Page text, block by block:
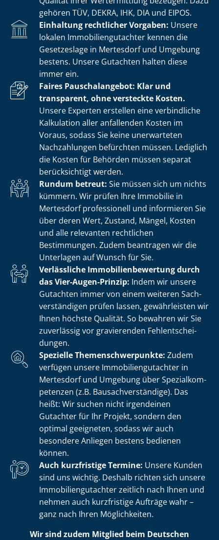
gehören TÜV, DEKRA, IHK, DIA und EIPOS.
Einhaltung rechtlicher Vorgaben: Unsere
lokalen Im­mo­bi­li­en­gut­ach­ter kennen die
Gesetzeslage in Mertesdorf und Umgebung
bestens. Unsere Gutachten halten diese
immer ein.
Faires Pauschalangebot: Klar und
transparent, ohne versteckte Kosten.
Unsere Experten erstellen eine verbindliche
Kalkulation aller anfallenden Kosten im
Voraus, sodass Sie keine unerwarteten
Nachzahlungen befürchten müssen. Lediglich
die Kosten für Behörden müssen separat
berücksichtigt werden.
Rundum betreut: Sie müssen sich um nichts
kümmern. Wir prüfen Ihre Immobilie in
Mertesdorf professionell und informieren Sie
über deren Wert, Zustand, Mängel, Kosten
und alle relevanten rechtlichen
Bestimmungen. Zudem beantragen wir die
Unterlagen auf Wunsch für Sie.
Verlässliche Im­mo­bi­li­en­be­wer­tung durch
das Vier-Augen-Prinzip: Indem wir unsere
Gutachten immer von einem weiteren Sach­
ver­stän­di­gen prüfen lassen, gewährleisten wir
Ihnen höchste Qualität. So bewahren wir Sie
zuverlässig vor gravierenden Fehl­ent­schei­
dun­gen.
Spezielle The­men­schwer­punk­te: Zudem
verfügen unsere Im­mo­bi­li­en­gut­ach­ter in
Mertesdorf und Umgebung über Spe­zi­al­kom­
pe­ten­zen (z.B. Bau­sach­ver­stän­di­ge). Das
heißt: Wir suchen nicht irgendeinen
Gutachter für Ihr Projekt, sondern den
optimal geeigneten, sodass wir auch
besondere Anliegen bestens bedienen
können.
Auch kurzfristige Termine: Unsere Kunden
sind uns wichtig. Deshalb richten sich unsere
Im­mo­bi­li­en­gut­ach­ter zeitlich nach Ihnen und
nehmen auch kurzfristige Aufträge wahr –
ganz nach Ihren Möglichkeiten.
Wir sind zudem Mitglied beim Deutschen